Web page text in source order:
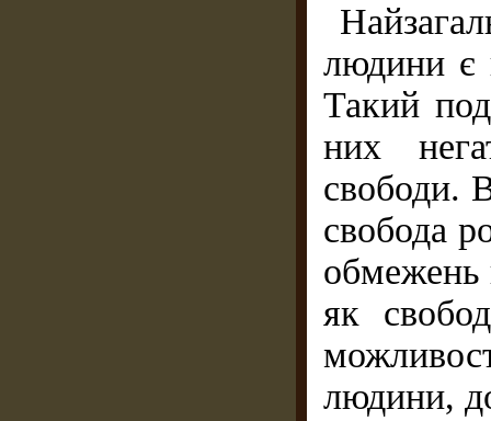
людини є
Такий
них
свободи.
свобода
обмежень
як
людини,